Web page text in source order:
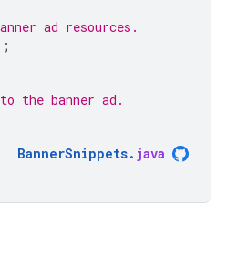
ad resources.
the banner ad.
BannerSnippets. java